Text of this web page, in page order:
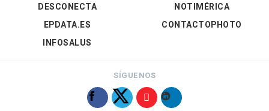
DESCONECTA
EPDATA.ES
INFOSALUS
NOTIMÉRICA
CONTACTOPHOTO
SÍGUENOS